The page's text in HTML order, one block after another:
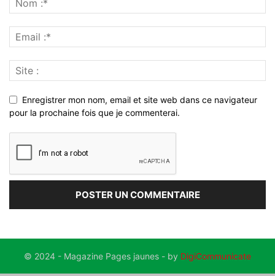
Enregistrer mon nom, email et site web dans ce navigateur
pour la prochaine fois que je commenterai.
© 2024 - Magazine Pages jaunes - by DigiCommunicate